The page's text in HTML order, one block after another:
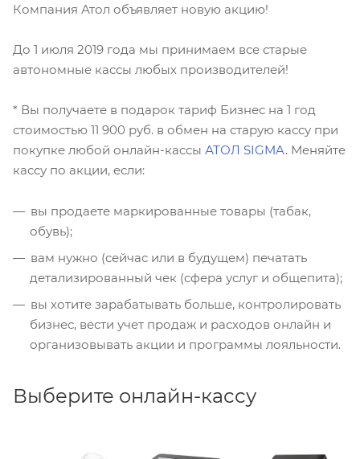
Компания Атол объявляет новую акцию!
До 1 июля 2019 года мы принимаем все старые
автономные кассы любых производителей!
* Вы получаете в подарок тариф Бизнес на 1 год
стоимостью 11 900 руб. в обмен на старую кассу при
покупке любой онлайн-кассы АТОЛ SIGMA. Меняйте
кассу по акции, если:
вы продаете маркированные товары (табак,
обувь);
вам нужно (сейчас или в будущем) печатать
детализированный чек (сфера услуг и общепита);
вы хотите зарабатывать больше, контролировать
бизнес, вести учет продаж и расходов онлайн и
организовывать акции и программы лояльности.
Выберите онлайн-кассу